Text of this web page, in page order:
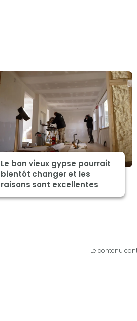
Le bon vieux gypse pourrait
bientôt changer et les
raisons sont excellentes
Le contenu